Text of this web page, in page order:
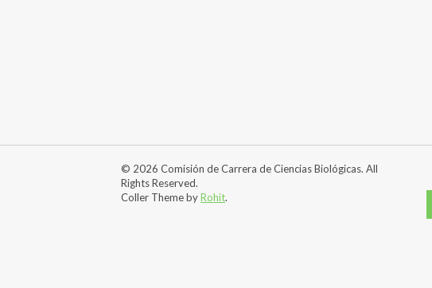
© 2026 Comisión de Carrera de Ciencias Biológicas. All
Rights Reserved.
Coller Theme byRohit.